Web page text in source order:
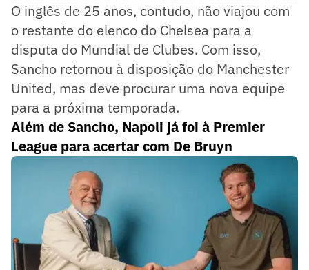
O inglês de 25 anos, contudo, não viajou com
o restante do elenco do Chelsea para a
disputa do Mundial de Clubes. Com isso,
Sancho retornou à disposição do Manchester
United, mas deve procurar uma nova equipe
para a próxima temporada.
Além de Sancho, Napoli já foi à Premier
League para acertar com De Bruyn